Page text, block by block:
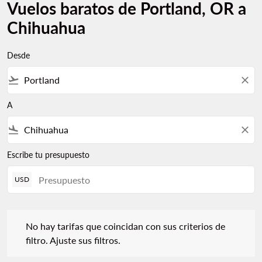
Vuelos baratos de Portland, OR a
Chihuahua
Desde
flight_takeoff close
A
flight_land close
Escribe tu presupuesto
USD
No hay tarifas que coincidan con sus criterios de
filtro. Ajuste sus filtros.